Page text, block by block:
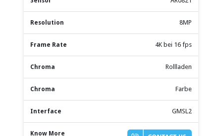
8MP
4K bei 16 fps
Rollladen
Farbe
GMSL2